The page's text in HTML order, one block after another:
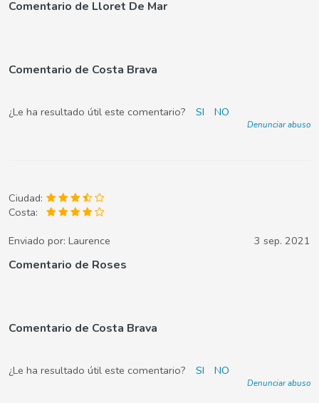
Comentario de Lloret De Mar
Comentario de Costa Brava
¿Le ha resultado útil este comentario? SI NO
Denunciar abuso
Ciudad:
Costa:
Enviado por: Laurence 3 sep. 2021
Comentario de Roses
Comentario de Costa Brava
¿Le ha resultado útil este comentario? SI NO
Denunciar abuso